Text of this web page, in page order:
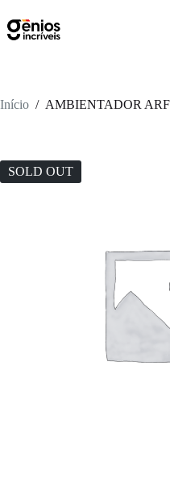
Início / AMBIENTADOR
SOLD OUT